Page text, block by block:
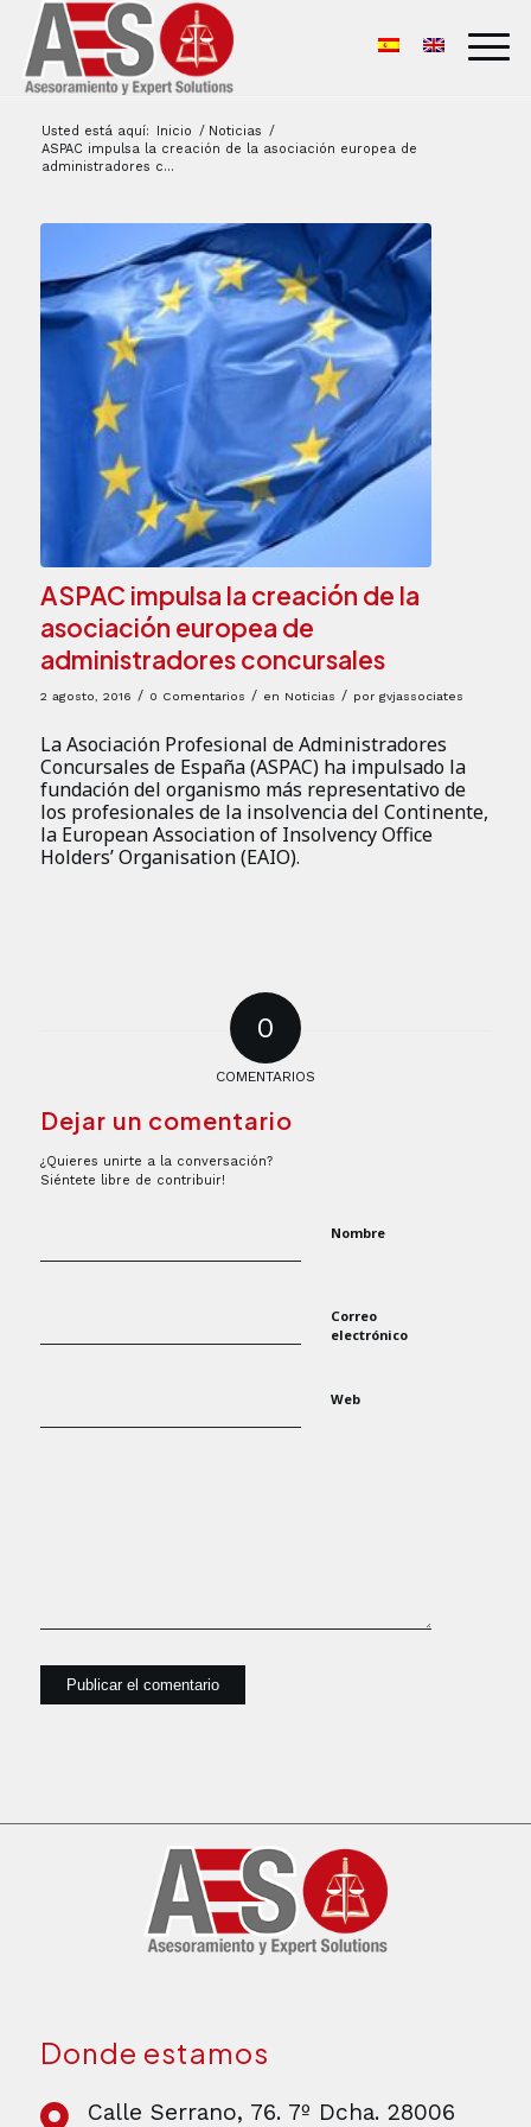
Usted está aquí: Inicio / Noticias /
ASPAC impulsa la creación de la asociación europea de
administradores c...
ASPAC impulsa la creación de la
asociación europea de
administradores concursales
2 agosto, 2016 / 0 Comentarios / en Noticias / por gvjassociates
La Asociación Profesional de Administradores
Concursales de España (ASPAC) ha impulsado la
fundación del organismo más representativo de
los profesionales de la insolvencia del Continente,
la European Association of Insolvency Office
Holders’ Organisation (EAIO).
0
COMENTARIOS
Dejar un comentario
¿Quieres unirte a la conversación?
Siéntete libre de contribuir!
Nombre
Correo
electrónico
Web
Donde estamos
Calle Serrano, 76. 7º Dcha. 28006